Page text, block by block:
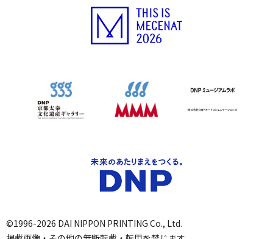
©1996-2026 DAI NIPPON PRINTING Co., Ltd.